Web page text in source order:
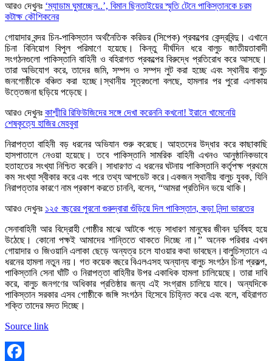
আরও দেখুনঃ ‘ম্যাডাম ঘুমাচ্ছেন..’, বিমান ছিনতাইয়ের স্মৃতি টেনে পাকিস্তানকে চরম
কটাক্ষ কৌশিকনের
গোয়াদার বন্দর চিন-পাকিস্তান অর্থনৈতিক করিডর (সিপেক) প্রকল্পের কেন্দ্রবিন্দু। এখানে
চিনা বিনিয়োগ বিপুল পরিমাণে হয়েছে। কিন্তু দীর্ঘদিন ধরে বালুচ জাতীয়তাবাদী
সংগঠনগুলো পাকিস্তানি বাহিনী ও বহিরাগত প্রকল্পের বিরুদ্ধে প্রতিরোধ করে আসছে।
তারা অভিযোগ করে, তাদের জমি, সম্পদ ও সম্পদ লুট করা হচ্ছে এবং স্থানীয় বালুচ
জনগোষ্ঠীকে বঞ্চিত করা হচ্ছে।স্থানীয় সূত্রগুলো বলছে, হামলার পর পুরো এলাকায়
উত্তেজনা ছড়িয়ে পড়েছে।
আরও দেখুনঃ কাশ্মীরি রিফিউজিদের সঙ্গে দেখা করেননি কখনো! ইরানে খামেনেয়ি
শেষকৃত্যে হাজির মেহবুবা
নিরাপত্তা বাহিনী বড় ধরনের অভিযান শুরু করেছে। আহতদের উদ্ধার করে কাছাকাছি
হাসপাতালে নেওয়া হয়েছে। তবে পাকিস্তানি সামরিক বাহিনী এখনও আনুষ্ঠানিকভাবে
হতাহতের সংখ্যা নিশ্চিত করেনি। সাধারণত এ ধরনের ঘটনায় পাকিস্তানি কর্তৃপক্ষ প্রথমে
কম সংখ্যা স্বীকার করে এবং পরে তথ্য আপডেট করে।একজন স্থানীয় বালুচ যুবক, যিনি
নিরাপত্তার কারণে নাম প্রকাশ করতে চাননি, বলেন, “আমরা প্রতিদিন ভয়ে থাকি।
আরও দেখুনঃ ১২৫ বছরের পুরনো গুরুদ্বারা গুঁড়িয়ে দিল পাকিস্তান, কড়া নিন্দা ভারতের
সেনাবাহিনী আর বিদ্রোহী গোষ্ঠীর মাঝে আটকে পড়ে সাধারণ মানুষের জীবন দুর্বিষহ হয়ে
উঠেছে। কোনো পক্ষই আমাদের শান্তিতে থাকতে দিচ্ছে না।” অনেক পরিবার এখন
গোয়াদার ও জিওয়ানি এলাকা ছেড়ে অন্যত্র চলে যাওয়ার কথা ভাবছেন।বালুচিস্তানে এ
ধরনের হামলা নতুন নয়। গত কয়েক বছরে বিএলএসহ অন্যান্য বালুচ সংগঠন চিনা প্রকল্প,
পাকিস্তানি সেনা ঘাঁটি ও নিরাপত্তা বাহিনীর উপর একাধিক হামলা চালিয়েছে। তারা দাবি
করে, বালুচ জনগণের অধিকার প্রতিষ্ঠার জন্য এই সংগ্রাম চালিয়ে যাবে। অন্যদিকে
পাকিস্তান সরকার এসব গোষ্ঠীকে জঙ্গি সংগঠন হিসেবে চিহ্নিত করে এবং বলে, বহিরাগত
শক্তি তাদের মদত দিচ্ছে।
Source link